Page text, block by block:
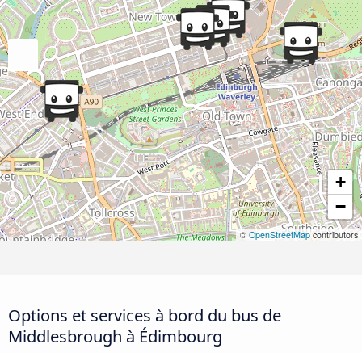
+
−
© OpenStreetMapcontributors
Options et services à bord du bus de
Middlesbrough à Édimbourg